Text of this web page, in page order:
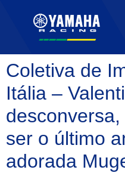
Coletiva de
Itália –
ser o último
adorada